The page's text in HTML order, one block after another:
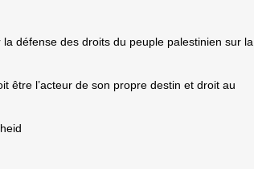
défense des droits du peuple palestinien sur la
être l’acteur de son propre destin et droit au